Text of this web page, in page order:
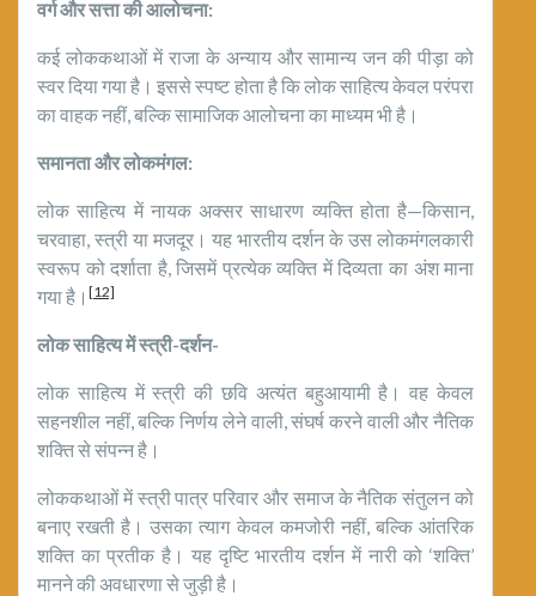
वर्ग और सत्ता की आलोचना:
कई लोककथाओं में राजा के अन्याय और सामान्य जन की पीड़ा को
स्वर दिया गया है। इससे स्पष्ट होता है कि लोक साहित्य केवल परंपरा
का वाहक नहीं, बल्कि सामाजिक आलोचना का माध्यम भी है।
समानता और लोकमंगल:
लोक साहित्य में नायक अक्सर साधारण व्यक्ति होता है—किसान,
चरवाहा, स्त्री या मजदूर। यह भारतीय दर्शन के उस लोकमंगलकारी
स्वरूप को दर्शाता है, जिसमें प्रत्येक व्यक्ति में दिव्यता का अंश माना
गया है। [12]
लोक साहित्य में स्त्री-दर्शन-
लोक साहित्य में स्त्री की छवि अत्यंत बहुआयामी है। वह केवल
सहनशील नहीं, बल्कि निर्णय लेने वाली, संघर्ष करने वाली और नैतिक
शक्ति से संपन्न है।
लोककथाओं में स्त्री पात्र परिवार और समाज के नैतिक संतुलन को
बनाए रखती है। उसका त्याग केवल कमजोरी नहीं, बल्कि आंतरिक
शक्ति का प्रतीक है। यह दृष्टि भारतीय दर्शन में नारी को ‘शक्ति’
मानने की अवधारणा से जुड़ी है।